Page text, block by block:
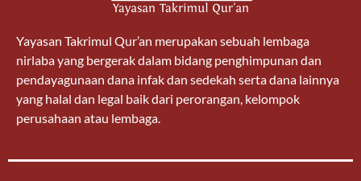
Yayasan Takrimul Qur’an merupakan sebuah lembaga
nirlaba yang bergerak dalam bidang penghimpunan dan
pendayagunaan dana infak dan sedekah serta dana lainnya
yang halal dan legal baik dari perorangan, kelompok
perusahaan atau lembaga.